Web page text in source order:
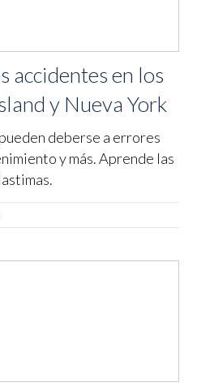
accidentes en los
y Nueva York
deberse a errores
y más. Aprende las